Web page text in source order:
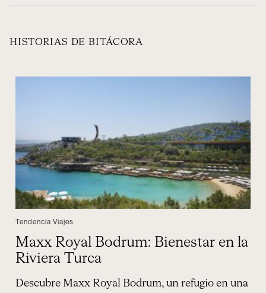
HISTORIAS DE BITÁCORA
Tendencia Viajes
Maxx Royal Bodrum: Bienestar en la
Riviera Turca
Descubre Maxx Royal Bodrum, un refugio en una